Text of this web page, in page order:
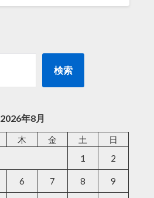
検索
2026年8月
木 金 土
日
1
2
6 7 8 9